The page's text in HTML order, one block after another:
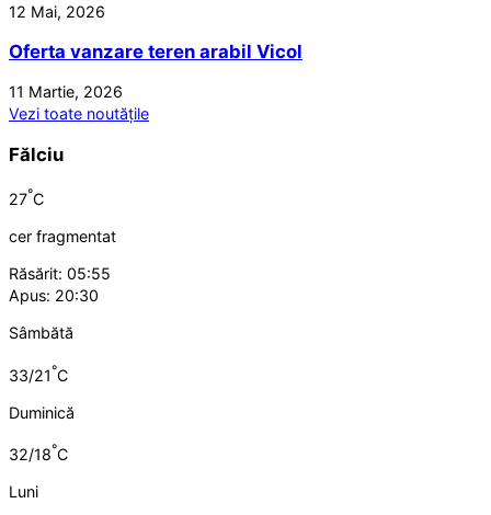
12 Mai, 2026
Oferta vanzare teren arabil Vicol
11 Martie, 2026
Vezi toate noutățile
Fălciu
27°C
cer fragmentat
Răsărit: 05:55
Apus: 20:30
Sâmbătă
33/21°C
Duminică
32/18°C
Luni